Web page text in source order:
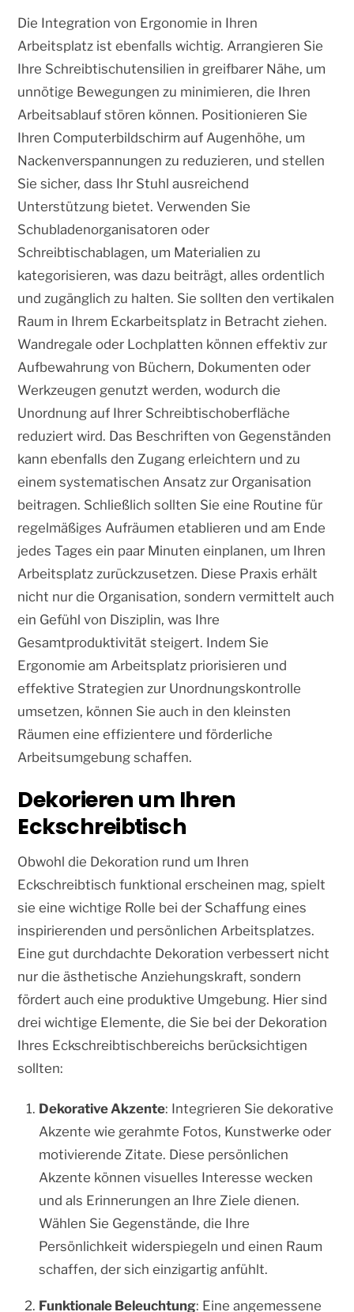
Die Integration von Ergonomie in Ihren
Arbeitsplatz ist ebenfalls wichtig. Arrangieren Sie
Ihre Schreibtischutensilien in greifbarer Nähe, um
unnötige Bewegungen zu minimieren, die Ihren
Arbeitsablauf stören können. Positionieren Sie
Ihren Computerbildschirm auf Augenhöhe, um
Nackenverspannungen zu reduzieren, und stellen
Sie sicher, dass Ihr Stuhl ausreichend
Unterstützung bietet. Verwenden Sie
Schubladenorganisatoren oder
Schreibtischablagen, um Materialien zu
kategorisieren, was dazu beiträgt, alles ordentlich
und zugänglich zu halten. Sie sollten den vertikalen
Raum in Ihrem Eckarbeitsplatz in Betracht ziehen.
Wandregale oder Lochplatten können effektiv zur
Aufbewahrung von Büchern, Dokumenten oder
Werkzeugen genutzt werden, wodurch die
Unordnung auf Ihrer Schreibtischoberfläche
reduziert wird. Das Beschriften von Gegenständen
kann ebenfalls den Zugang erleichtern und zu
einem systematischen Ansatz zur Organisation
beitragen. Schließlich sollten Sie eine Routine für
regelmäßiges Aufräumen etablieren und am Ende
jedes Tages ein paar Minuten einplanen, um Ihren
Arbeitsplatz zurückzusetzen. Diese Praxis erhält
nicht nur die Organisation, sondern vermittelt auch
ein Gefühl von Disziplin, was Ihre
Gesamtproduktivität steigert. Indem Sie
Ergonomie am Arbeitsplatz priorisieren und
effektive Strategien zur Unordnungskontrolle
umsetzen, können Sie auch in den kleinsten
Räumen eine effizientere und förderliche
Arbeitsumgebung schaffen.
Dekorieren um Ihren
Eckschreibtisch
Obwohl die Dekoration rund um Ihren
Eckschreibtisch funktional erscheinen mag, spielt
sie eine wichtige Rolle bei der Schaffung eines
inspirierenden und persönlichen Arbeitsplatzes.
Eine gut durchdachte Dekoration verbessert nicht
nur die ästhetische Anziehungskraft, sondern
fördert auch eine produktive Umgebung. Hier sind
drei wichtige Elemente, die Sie bei der Dekoration
Ihres Eckschreibtischbereichs berücksichtigen
sollten:
Dekorative Akzente: Integrieren Sie dekorative
Akzente wie gerahmte Fotos, Kunstwerke oder
motivierende Zitate. Diese persönlichen
Akzente können visuelles Interesse wecken
und als Erinnerungen an Ihre Ziele dienen.
Wählen Sie Gegenstände, die Ihre
Persönlichkeit widerspiegeln und einen Raum
schaffen, der sich einzigartig anfühlt.
Funktionale Beleuchtung: Eine angemessene